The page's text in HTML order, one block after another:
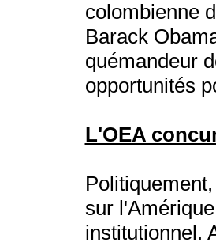
colombienne
Barack
quémandeur
opportunités
L'OEA
sur
institutionnel.